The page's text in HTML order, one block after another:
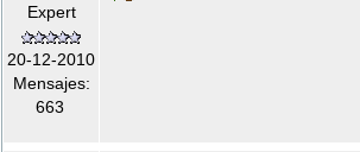
Expert
20-12-2010
Mensajes:
663